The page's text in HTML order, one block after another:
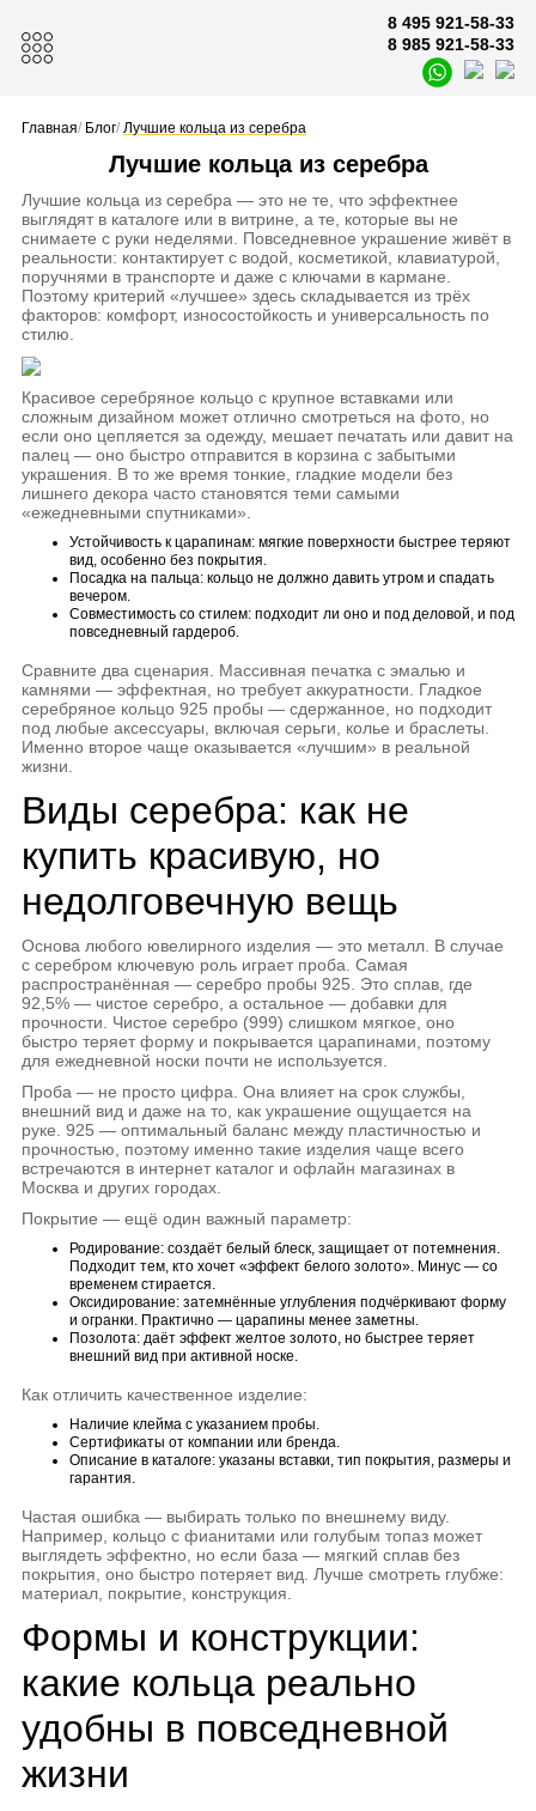
8 495 921-58-33
8 985 921-58-33
Главная/ Блог/ Лучшие кольца из серебра
Лучшие кольца из серебра
Лучшие кольца из серебра — это не те, что эффектнее
выглядят в каталоге или в витрине, а те, которые вы не
снимаете с руки неделями. Повседневное украшение живёт в
реальности: контактирует с водой, косметикой, клавиатурой,
поручнями в транспорте и даже с ключами в кармане.
Поэтому критерий «лучшее» здесь складывается из трёх
факторов: комфорт, износостойкость и универсальность по
стилю.
Красивое серебряное кольцо с крупное вставками или
сложным дизайном может отлично смотреться на фото, но
если оно цепляется за одежду, мешает печатать или давит на
палец — оно быстро отправится в корзина с забытыми
украшения. В то же время тонкие, гладкие модели без
лишнего декора часто становятся теми самыми
«ежедневными спутниками».
Устойчивость к царапинам: мягкие поверхности быстрее теряют
вид, особенно без покрытия.
Посадка на пальца: кольцо не должно давить утром и спадать
вечером.
Совместимость со стилем: подходит ли оно и под деловой, и под
повседневный гардероб.
Сравните два сценария. Массивная печатка с эмалью и
камнями — эффектная, но требует аккуратности. Гладкое
серебряное кольцо 925 пробы — сдержанное, но подходит
под любые аксессуары, включая серьги, колье и браслеты.
Именно второе чаще оказывается «лучшим» в реальной
жизни.
Виды серебра: как не
купить красивую, но
недолговечную вещь
Основа любого ювелирного изделия — это металл. В случае
с серебром ключевую роль играет проба. Самая
распространённая — серебро пробы 925. Это сплав, где
92,5% — чистое серебро, а остальное — добавки для
прочности. Чистое серебро (999) слишком мягкое, оно
быстро теряет форму и покрывается царапинами, поэтому
для ежедневной носки почти не используется.
Проба — не просто цифра. Она влияет на срок службы,
внешний вид и даже на то, как украшение ощущается на
руке. 925 — оптимальный баланс между пластичностью и
прочностью, поэтому именно такие изделия чаще всего
встречаются в интернет каталог и офлайн магазинах в
Москва и других городах.
Покрытие — ещё один важный параметр:
Родирование: создаёт белый блеск, защищает от потемнения.
Подходит тем, кто хочет «эффект белого золото». Минус — со
временем стирается.
Оксидирование: затемнённые углубления подчёркивают форму
и огранки. Практично — царапины менее заметны.
Позолота: даёт эффект желтое золото, но быстрее теряет
внешний вид при активной носке.
Как отличить качественное изделие:
Наличие клейма с указанием пробы.
Сертификаты от компании или бренда.
Описание в каталоге: указаны вставки, тип покрытия, размеры и
гарантия.
Частая ошибка — выбирать только по внешнему виду.
Например, кольцо с фианитами или голубым топаз может
выглядеть эффектно, но если база — мягкий сплав без
покрытия, оно быстро потеряет вид. Лучше смотреть глубже:
материал, покрытие, конструкция.
Формы и конструкции:
какие кольца реально
удобны в повседневной
жизни